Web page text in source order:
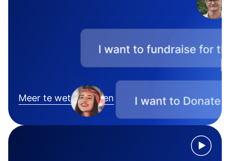
Meer te weten komen